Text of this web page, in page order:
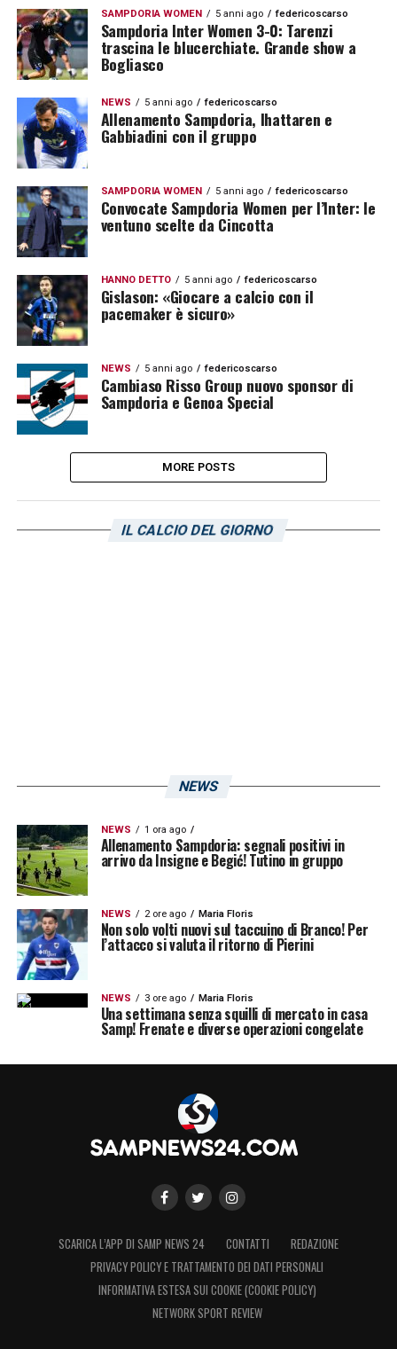
SAMPDORIA WOMEN 5 anni ago federicoscarso
Sampdoria Inter Women 3-0: Tarenzi
trascina le blucerchiate. Grande show a
Bogliasco
NEWS 5 anni ago federicoscarso
Allenamento Sampdoria, Ihattaren e
Gabbiadini con il gruppo
SAMPDORIA WOMEN 5 anni ago federicoscarso
Convocate Sampdoria Women per l’Inter: le
ventuno scelte da Cincotta
HANNO DETTO 5 anni ago federicoscarso
Gislason: «Giocare a calcio con il
pacemaker è sicuro»
NEWS 5 anni ago federicoscarso
Cambiaso Risso Group nuovo sponsor di
Sampdoria e Genoa Special
MORE POSTS
IL CALCIO DEL GIORNO
NEWS
NEWS 1 ora ago
Allenamento Sampdoria: segnali positivi in
arrivo da Insigne e Begić! Tutino in gruppo
NEWS 2 ore ago Maria Floris
Non solo volti nuovi sul taccuino di Branco! Per
l’attacco si valuta il ritorno di Pierini
NEWS 3 ore ago Maria Floris
Una settimana senza squilli di mercato in casa
Samp! Frenate e diverse operazioni congelate
SCARICA L’APP DI SAMP NEWS 24 CONTATTI
REDAZIONE
PRIVACY POLICY E TRATTAMENTO DEI DATI PERSONALI
INFORMATIVA ESTESA SUI COOKIE (COOKIE POLICY)
NETWORK SPORT REVIEW